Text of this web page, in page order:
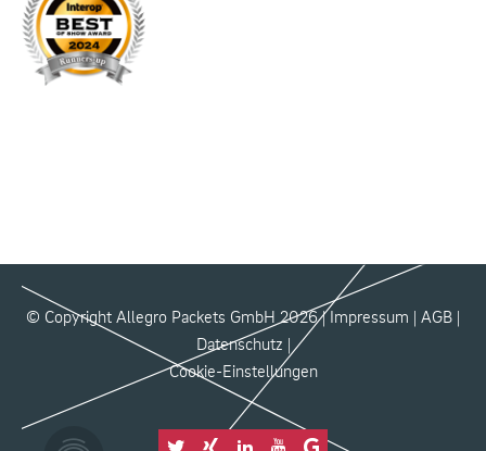
© Copyright Allegro Packets GmbH 2026 |Impressum | AGB |
Datenschutz |
Cookie-Einstellungen